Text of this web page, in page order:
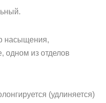
насыщения,
одном из отделов
(удлиняется)